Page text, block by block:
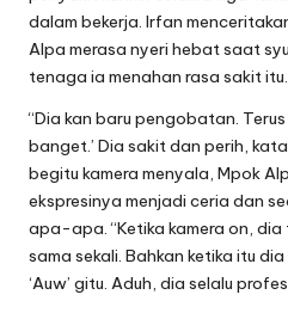
dalam bekerja. Irfan
Alpa merasa nyeri hebat saat
tenaga ia menahan rasa sakit itu.
“Dia kan baru pengobatan.
banget.’ Dia sakit dan perih,
begitu kamera menyala, Mpok
ekspresinya menjadi ceria dan
apa-apa. “Ketika kamera on,
sama sekali. Bahkan ketika itu
‘Auw’ gitu. Aduh, dia selalu